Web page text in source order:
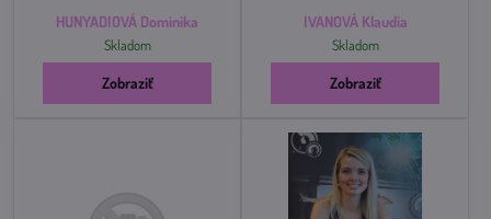
HUNYADIOVÁ Dominika
Skladom
Zobraziť
IVANOVÁ Klaudia
Skladom
Zobraziť